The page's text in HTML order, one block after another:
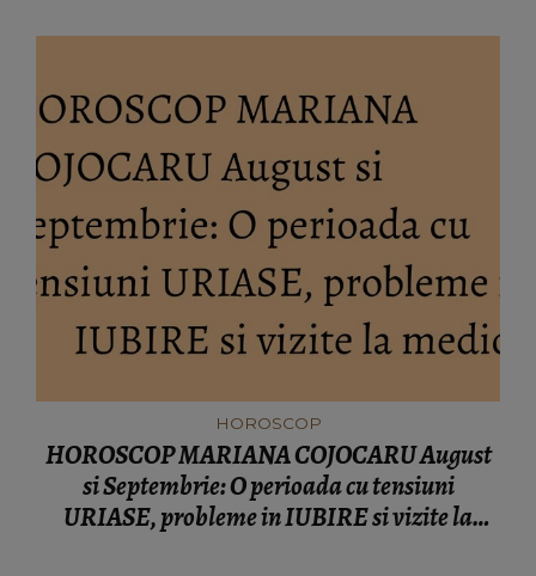
HOROSCOP
HOROSCOP MARIANA COJOCARU August
si Septembrie: O perioada cu tensiuni
URIASE, probleme in IUBIRE si vizite la